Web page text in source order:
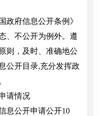
政府信息公开条例》
、不公开为例外。遵
则，及时、准确地公
公开目录,充分发挥政
请情况
息公开申请公开10